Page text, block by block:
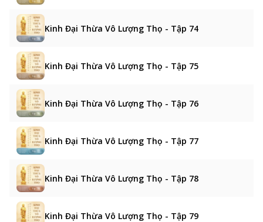
Kinh Đại Thừa Vô Lượng Thọ - Tập 74
Kinh Đại Thừa Vô Lượng Thọ - Tập 75
Kinh Đại Thừa Vô Lượng Thọ - Tập 76
Kinh Đại Thừa Vô Lượng Thọ - Tập 77
Kinh Đại Thừa Vô Lượng Thọ - Tập 78
Kinh Đại Thừa Vô Lượng Thọ - Tập 79